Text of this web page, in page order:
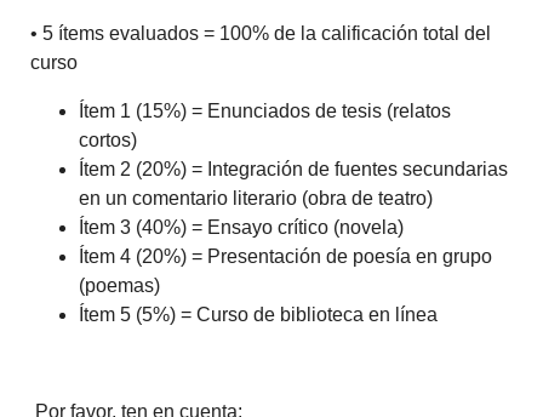
• 5 ítems evaluados = 100% de la calificación total del
curso
Ítem 1 (15%) = Enunciados de tesis (relatos
cortos)
Ítem 2 (20%) = Integración de fuentes secundarias
en un comentario literario (obra de teatro)
Ítem 3 (40%) = Ensayo crítico (novela)
Ítem 4 (20%) = Presentación de poesía en grupo
(poemas)
Ítem 5 (5%) = Curso de biblioteca en línea
Por favor, ten en cuenta: